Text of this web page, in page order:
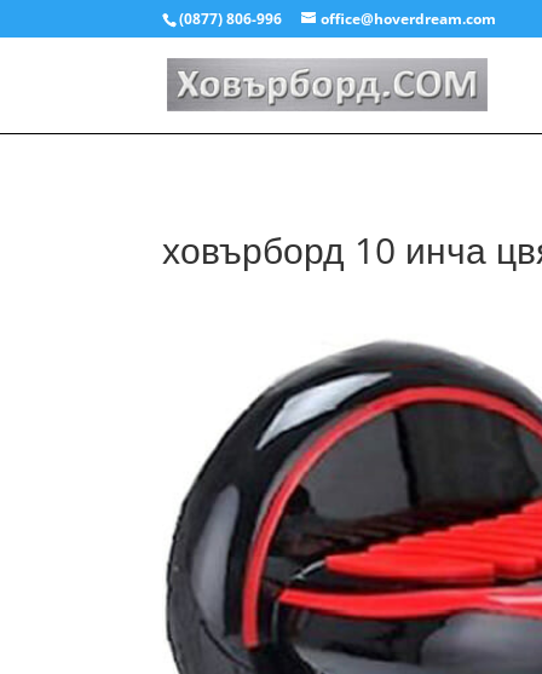
(0877) 806-996 office@hoverdream.com
ховърборд 10 инча